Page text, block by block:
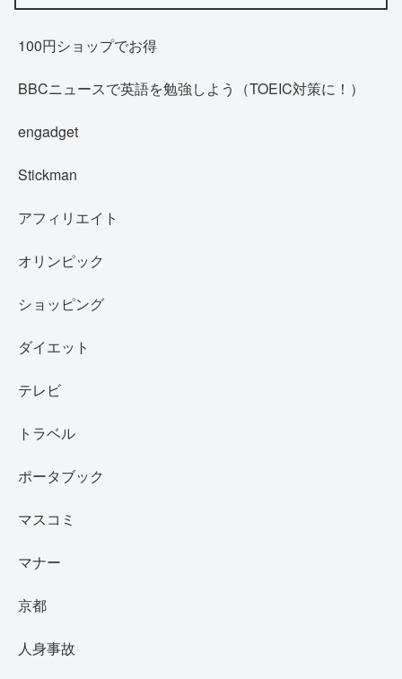
100円ショップでお得
BBCニュースで英語を勉強しよう（TOEIC対策に！）
engadget
Stickman
アフィリエイト
オリンピック
ショッピング
ダイエット
テレビ
トラベル
ポータブック
マスコミ
マナー
京都
人身事故